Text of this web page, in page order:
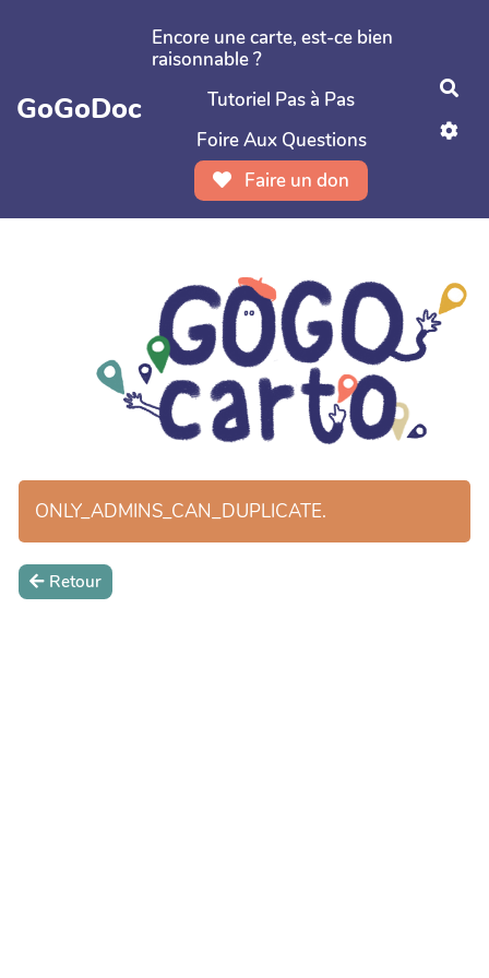
Aller au contenu principal
GoGoDoc
Encore une carte, est-ce bien
raisonnable ?
Tutoriel Pas à Pas
Foire Aux Questions
Faire un don
ONLY_ADMINS_CAN_DUPLICATE.
Retour